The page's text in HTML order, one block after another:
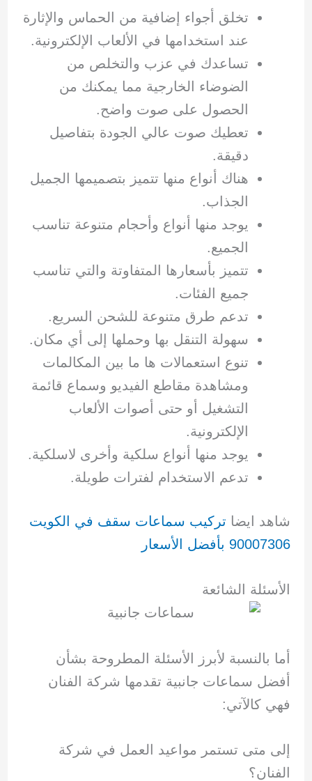
تخلق أجواء إضافية من الحماس والإثارة
عند استخدامها في الألعاب الإلكترونية.
تساعدك في عزب والتخلص من
الضوضاء الخارجية مما يمكنك من
الحصول على صوت واضح.
تعطيك صوت عالي الجودة بتفاصيل
دقيقة.
هناك أنواع منها تتميز بتصميمها الجميل
الجذاب.
يوجد منها أنواع وأحجام متنوعة تناسب
الجميع.
تتميز بأسعارها المتفاوتة والتي تناسب
جميع الفئات.
تدعم طرق متنوعة للشحن السريع.
سهولة التنقل بها وحملها إلى أي مكان.
تنوع استعمالات ها ما بين المكالمات
ومشاهدة مقاطع الفيديو وسماع قائمة
التشغيل أو حتى أصوات الألعاب
الإلكترونية.
يوجد منها أنواع سلكية وأخرى لاسلكية.
تدعم الاستخدام لفترات طويلة.
شاهد ايضا تركيب سماعات سقف في الكويت
90007306 بأفضل الأسعار
الأسئلة الشائعة
أما بالنسبة لأبرز الأسئلة المطروحة بشأن
أفضل سماعات جانبية تقدمها شركة الفنان
فهي كالآتي:
إلى متى تستمر مواعيد العمل في شركة
الفنان؟